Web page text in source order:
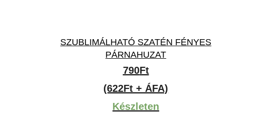
SZUBLIMÁLHATÓ SZATÉN FÉNYES
PÁRNAHUZAT
790Ft
(622Ft + ÁFA)
Készleten